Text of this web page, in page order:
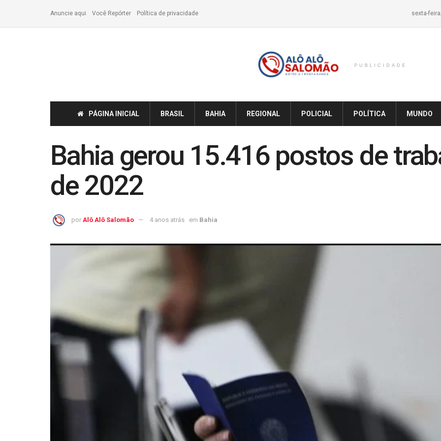
Anuncie aqui Você Repórter Política de privacidade sexta-
PUBLICIDADE
PÁGINA INICIAL BRASIL BAHIA REGIONAL POLICIAL POLÍTICA MUNDO
Bahia gerou 15.416 postos de
de 2022
por Alô Alô Salomão 4 anos atrás em Bahia